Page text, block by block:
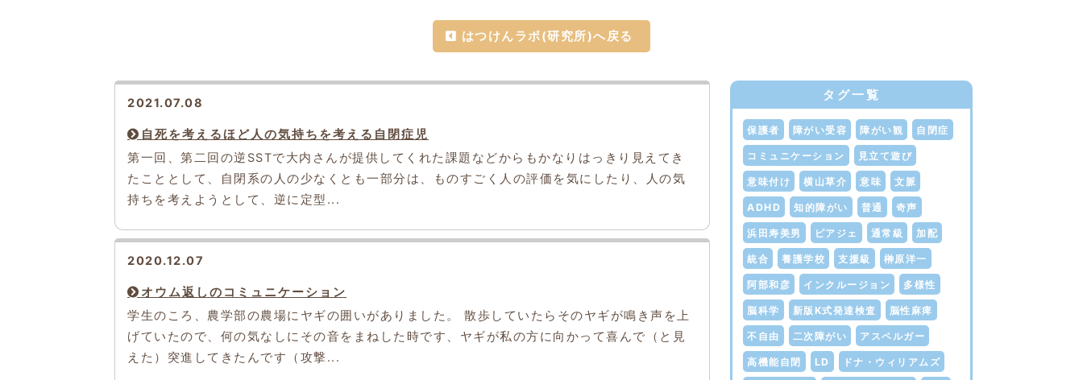
はつけんラボ(研究所)へ戻る
2021.07.08
自死を考えるほど人の気持ちを考える自閉症児
第一回、第二回の逆SSTで大内さんが提供してくれた課題などからもかなりはっきり見えてき
たこととして、自閉系の人の少なくとも一部分は、ものすごく人の評価を気にしたり、人の気
持ちを考えようとして、逆に定型...
2020.12.07
オウム返しのコミュニケーション
学生のころ、農学部の農場にヤギの囲いがありました。 散歩していたらそのヤギが鳴き声を上
げていたので、何の気なしにその音をまねした時です、ヤギが私の方に向かって喜んで（と見
えた）突進してきたんです（攻撃...
タグ一覧
保護者 障がい受容 障がい観 自閉症
コミュニケーション 見立て遊び
意味付け 横山草介 意味 文脈
ADHD 知的障がい 普通 奇声
浜田寿美男 ピアジェ 通常級 加配
統合 養護学校 支援級 榊原洋一
阿部和彦 インクルージョン 多様性
脳科学 新版K式発達検査 脳性麻痺
不自由 二次障がい アスペルガー
高機能自閉 LD ドナ・ウィリアムズ